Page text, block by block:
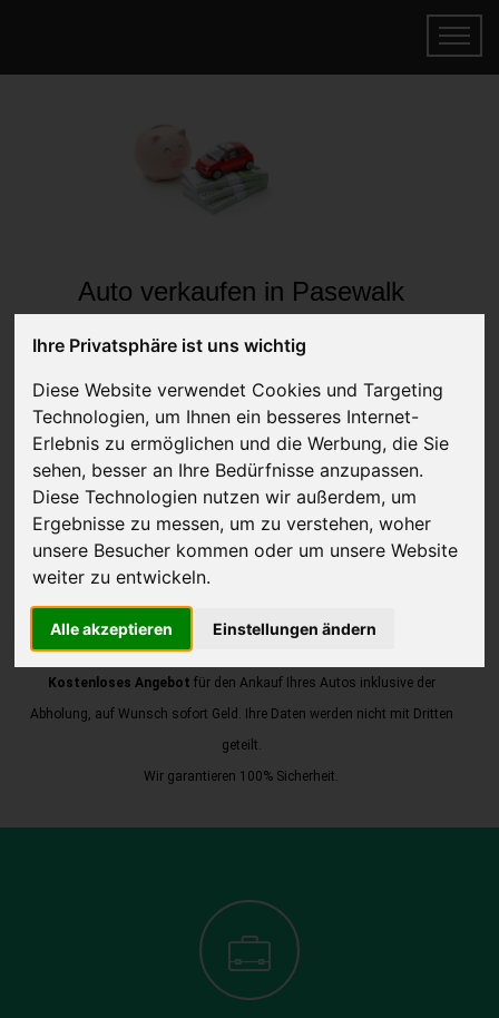
Ihre Privatsphäre ist uns wichtig
Diese Website verwendet Cookies und Targeting
Technologien, um Ihnen ein besseres Internet-
Erlebnis zu ermöglichen und die Werbung, die Sie
sehen, besser an Ihre Bedürfnisse anzupassen.
Diese Technologien nutzen wir außerdem, um
Ergebnisse zu messen, um zu verstehen, woher
unsere Besucher kommen oder um unsere Website
weiter zu entwickeln.
Alle akzeptieren Einstellungen ändern
Auto verkaufen in Pasewalk
Mecklenburg-Vorpommern
(Deutschland)
Online Auto verkaufen & gratis abholen
lassen
Auf Wunsch sofort Geld für Ihr Auto erhalten
JETZT KOSTENLOSE BEWERTUNG
Kostenloses Angebot für den Ankauf Ihres Autos inklusive der
Abholung, auf Wunsch sofort Geld. Ihre Daten werden nicht mit Dritten
geteilt.
Wir garantieren 100% Sicherheit.